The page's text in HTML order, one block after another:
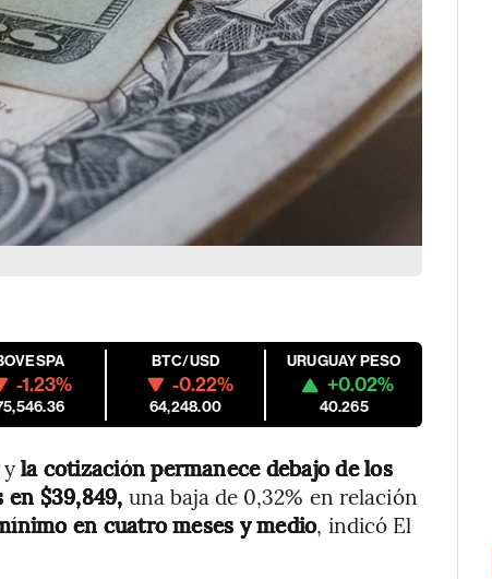
-1.23%
BTC/USD
-0.22%
64,248.00
URUGUAY PESO
+0.02%
40.265
la cotización permanece debajo de los
en $39,849, una baja de 0,32% en relación
en cuatro meses y medio, indicó El